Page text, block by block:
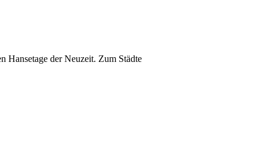
Hansetage der Neuzeit. Zum Städte